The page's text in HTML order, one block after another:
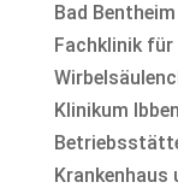
Bad
Fachklinik für
Klinikum
Krankenhaus